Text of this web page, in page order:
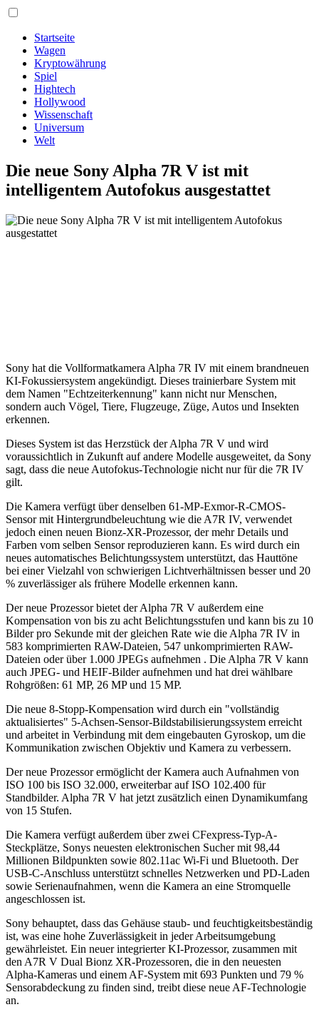
Startseite
Wagen
Kryptowährung
Spiel
Hightech
Hollywood
Wissenschaft
Universum
Welt
Die neue Sony Alpha 7R V ist mit
intelligentem Autofokus ausgestattet
Sony hat die Vollformatkamera Alpha 7R IV mit einem brandneuen
KI-Fokussiersystem angekündigt. Dieses trainierbare System mit
dem Namen "Echtzeiterkennung" kann nicht nur Menschen,
sondern auch Vögel, Tiere, Flugzeuge, Züge, Autos und Insekten
erkennen.
Dieses System ist das Herzstück der Alpha 7R V und wird
voraussichtlich in Zukunft auf andere Modelle ausgeweitet, da Sony
sagt, dass die neue Autofokus-Technologie nicht nur für die 7R IV
gilt.
Die Kamera verfügt über denselben 61-MP-Exmor-R-CMOS-
Sensor mit Hintergrundbeleuchtung wie die A7R IV, verwendet
jedoch einen neuen Bionz-XR-Prozessor, der mehr Details und
Farben vom selben Sensor reproduzieren kann. Es wird durch ein
neues automatisches Belichtungssystem unterstützt, das Hauttöne
bei einer Vielzahl von schwierigen Lichtverhältnissen besser und 20
% zuverlässiger als frühere Modelle erkennen kann.
Der neue Prozessor bietet der Alpha 7R V außerdem eine
Kompensation von bis zu acht Belichtungsstufen und kann bis zu 10
Bilder pro Sekunde mit der gleichen Rate wie die Alpha 7R IV in
583 komprimierten RAW-Dateien, 547 unkomprimierten RAW-
Dateien oder über 1.000 JPEGs aufnehmen . Die Alpha 7R V kann
auch JPEG- und HEIF-Bilder aufnehmen und hat drei wählbare
Rohgrößen: 61 MP, 26 MP und 15 MP.
Die neue 8-Stopp-Kompensation wird durch ein "vollständig
aktualisiertes" 5-Achsen-Sensor-Bildstabilisierungssystem erreicht
und arbeitet in Verbindung mit dem eingebauten Gyroskop, um die
Kommunikation zwischen Objektiv und Kamera zu verbessern.
Der neue Prozessor ermöglicht der Kamera auch Aufnahmen von
ISO 100 bis ISO 32.000, erweiterbar auf ISO 102.400 für
Standbilder. Alpha 7R V hat jetzt zusätzlich einen Dynamikumfang
von 15 Stufen.
Die Kamera verfügt außerdem über zwei CFexpress-Typ-A-
Steckplätze, Sonys neuesten elektronischen Sucher mit 98,44
Millionen Bildpunkten sowie 802.11ac Wi-Fi und Bluetooth. Der
USB-C-Anschluss unterstützt schnelles Netzwerken und PD-Laden
sowie Serienaufnahmen, wenn die Kamera an eine Stromquelle
angeschlossen ist.
Sony behauptet, dass das Gehäuse staub- und feuchtigkeitsbeständig
ist, was eine hohe Zuverlässigkeit in jeder Arbeitsumgebung
gewährleistet. Ein neuer integrierter KI-Prozessor, zusammen mit
den A7R V Dual Bionz XR-Prozessoren, die in den neuesten
Alpha-Kameras und einem AF-System mit 693 Punkten und 79 %
Sensorabdeckung zu finden sind, treibt diese neue AF-Technologie
an.